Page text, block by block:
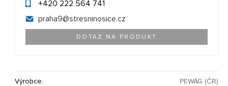
+420 222 564 741
praha9@stresninosice.cz
DOTAZ NA PRODUKT
Výrobce: PEWAG (ČR)